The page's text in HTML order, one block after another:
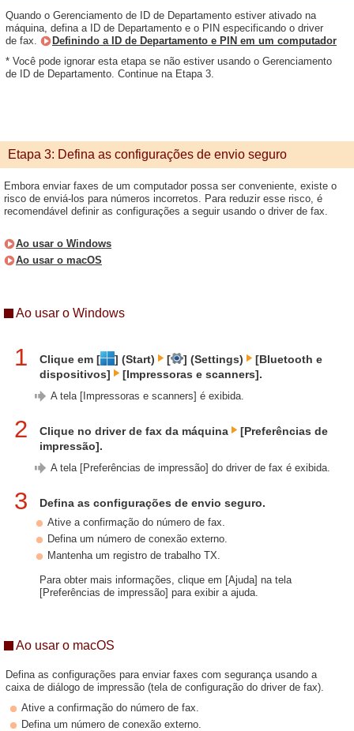
Quando o Gerenciamento de ID de Departamento estiver ativado na
máquina, defina a ID de Departamento e o PIN especificando o driver
de fax.
Definindo a ID de Departamento e PIN em um computador
* Você pode ignorar esta etapa se não estiver usando o Gerenciamento
de ID de Departamento. Continue na Etapa 3.
Etapa 3: Defina as configurações de envio seguro
Embora enviar faxes de um computador possa ser conveniente, existe o
risco de enviá-los para números incorretos. Para reduzir esse risco, é
recomendável definir as configurações a seguir usando o driver de fax.
Ao usar o Windows
Ao usar o macOS
Ao usar o Windows
1 Clique em [ ] (Start) [ ] (Settings)
[Bluetooth e
dispositivos]
[Impressoras e scanners].
A tela [Impressoras e scanners] é exibida.
2 Clique no driver de fax da máquina
[Preferências de
impressão].
A tela [Preferências de impressão] do driver de fax é exibida.
3 Defina as configurações de envio seguro.
Ative a confirmação do número de fax.
Defina um número de conexão externo.
Mantenha um registro de trabalho TX.
Para obter mais informações, clique em [Ajuda] na tela
[Preferências de impressão] para exibir a ajuda.
Ao usar o macOS
Defina as configurações para enviar faxes com segurança usando a
caixa de diálogo de impressão (tela de configuração do driver de fax).
Ative a confirmação do número de fax.
Defina um número de conexão externo.